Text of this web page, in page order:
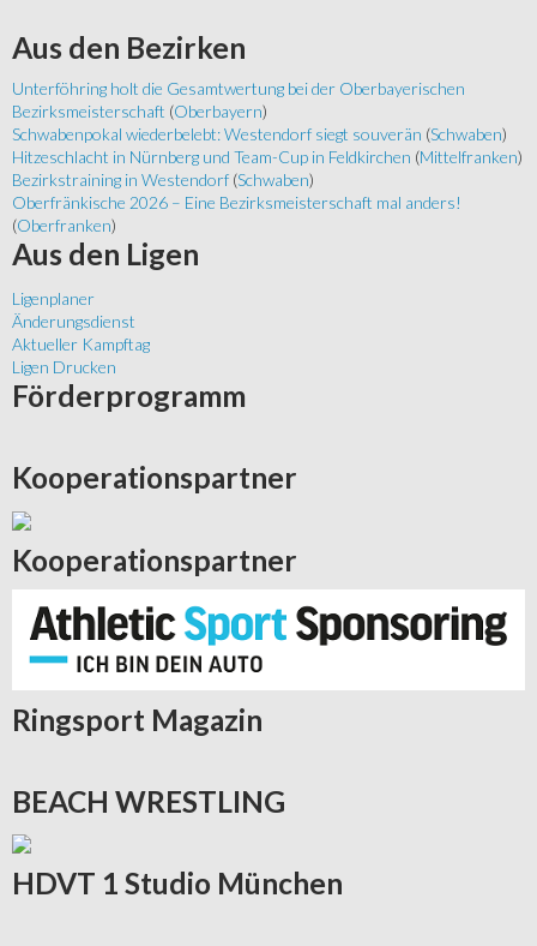
Aus den Bezirken
Unterföhring holt die Gesamtwertung bei der Oberbayerischen
Bezirksmeisterschaft (Oberbayern)
Schwabenpokal wiederbelebt: Westendorf siegt souverän (Schwaben)
Hitzeschlacht in Nürnberg und Team-Cup in Feldkirchen (Mittelfranken)
Bezirkstraining in Westendorf (Schwaben)
Oberfränkische 2026 – Eine Bezirksmeisterschaft mal anders!
(Oberfranken)
Aus den Ligen
Ligenplaner
Änderungsdienst
Aktueller Kampftag
Ligen Drucken
Förderprogramm
Kooperationspartner
Kooperationspartner
Ringsport Magazin
BEACH WRESTLING
HDVT 1 Studio München